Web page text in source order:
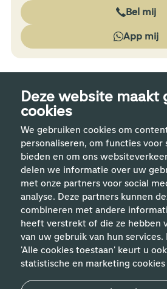
Deze website maakt
cookies
We gebruiken cookies om
personaliseren, om functies voor
bieden en om ons
delen we informatie over uw
met onze partners voor social
analyse. Deze partners kunnen
combineren met andere
heeft verstrekt of die ze hebben
van uw gebruik van hun
'Alle cookies toestaan' keurt u
statistische en marketing cookies
Bel mij
App mij
Handige links
Vakgebieden
Contact